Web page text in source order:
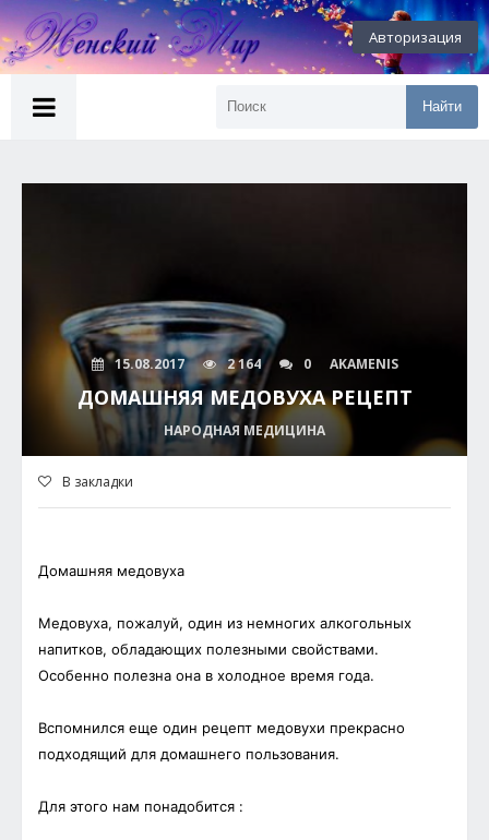
Авторизация
Найти
15.08.2017 2 164 0 AKAMENIS
ДОМАШНЯЯ МЕДОВУХА РЕЦЕПТ
НАРОДНАЯ МЕДИЦИНА
В закладки
Домашняя медовуха
Медовуха, пожалуй, один из немногих алкогольных
напитков, обладающих полезными свойствами.
Особенно полезна она в холодное время года.
Вспомнился еще один рецепт медовухи прекрасно
подходящий для домашнего пользования.
Для этого нам понадобится :